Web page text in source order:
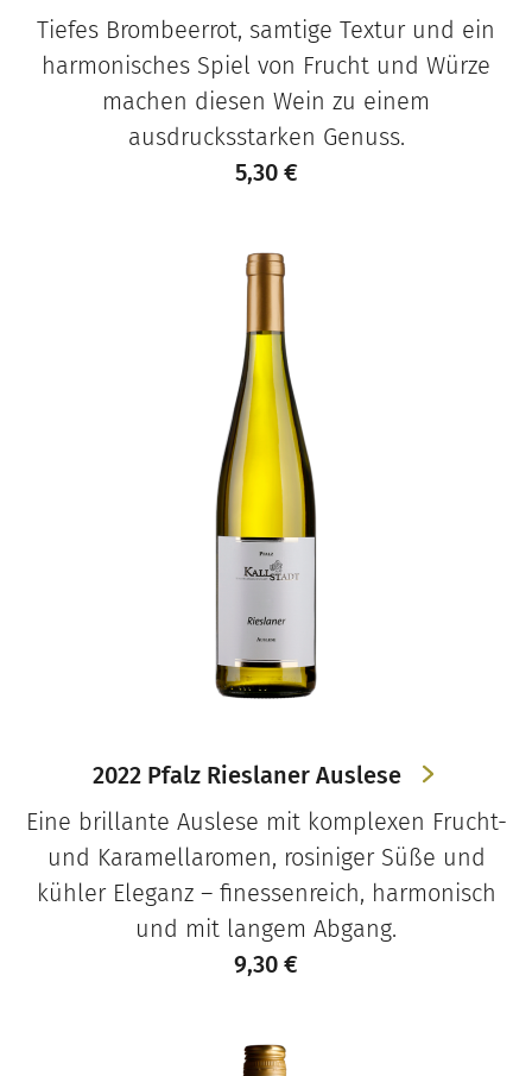
Tiefes Brombeerrot, samtige Textur und ein
harmonisches Spiel von Frucht und Würze
machen diesen Wein zu einem
ausdrucksstarken Genuss.
5,30 €
2022 Pfalz Rieslaner Auslese
Eine brillante Auslese mit komplexen Frucht-
und Karamellaromen, rosiniger Süße und
kühler Eleganz – finessenreich, harmonisch
und mit langem Abgang.
9,30 €